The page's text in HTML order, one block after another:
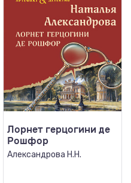
Лорнет герцогини де
Рошфор
Александрова Н.Н.